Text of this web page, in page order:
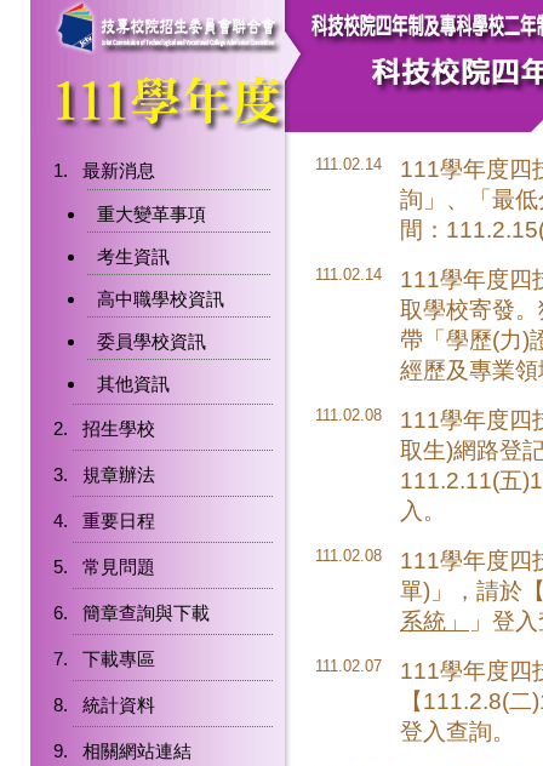
最新消息
重大變革事項
考生資訊
高中職學校資訊
委員學校資訊
其他資訊
招生學校
規章辦法
重要日程
常見問題
簡章查詢與下載
下載專區
統計資料
相關網站連結
111.02.14
111學年度四
詢」、「最
間：
111.02.14
111學年度四
取學校寄發
帶「學歷(力)
經歷及專業
111.02.08
111學年度四
取生)網路登
111.2.11(五
入。
111.02.08
111學年度四
單)」，請於
系統」
」登
111.02.07
111學年度四
【111.2.8(
登入查詢。